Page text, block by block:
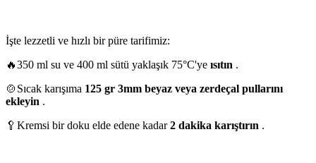
İşte lezzetli ve hızlı bir püre tarifimiz:
🔥350 ml su ve 400 ml sütü yaklaşık 75°C'ye ısıtın .
🍲Sıcak karışıma 125 gr 3mm beyaz veya zerdeçal pullarını
ekleyin .
🥄Kremsi bir doku elde edene kadar2 dakika karıştırın .